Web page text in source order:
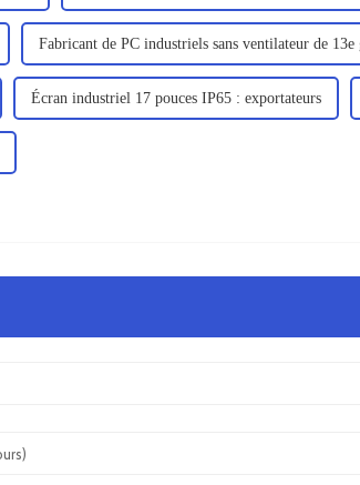
Fabricant de PC industriels sans ventilateur de 13e
Écran industriel 17 pouces IP65 : exportateurs